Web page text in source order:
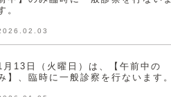
。
月13日（火曜日）は、【午前中の
】、臨時に一般診察を行ないます。